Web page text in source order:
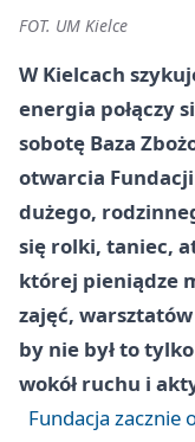
FOT. UM Kielce
W Kielcach
energia połączy
sobotę Baza
otwarcia
dużego,
się rolki, taniec,
której pieniądze
zajęć,
by nie był to
wokół ruchu i
Fundacja zacznie